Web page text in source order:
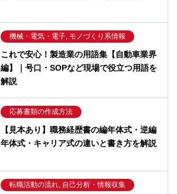
機械・電気・電子, モノづくり系情報
これで安心！製造業の用語集【自動車業界
編】｜号口・SOPなど現場で役立つ用語を
解説
応募書類の作成方法
【見本あり】職務経歴書の編年体式・逆編
年体式・キャリア式の違いと書き方を解説
転職活動の流れ, 自己分析・情報収集